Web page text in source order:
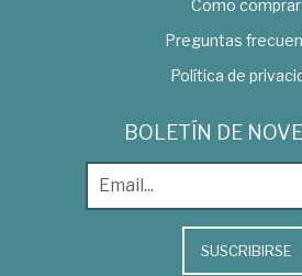
Como comprar
Preguntas
Política de
BOLETÍN DE
SUSCRIBIRSE